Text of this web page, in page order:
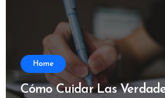
Home
Cómo Cuidar Las